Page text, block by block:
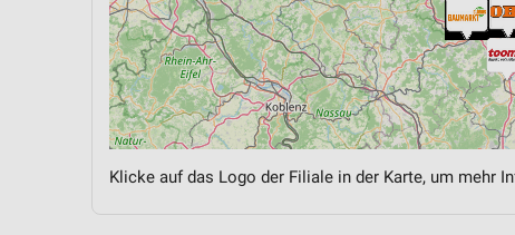
Klicke auf das Logo der Filiale in der Karte, um mehr